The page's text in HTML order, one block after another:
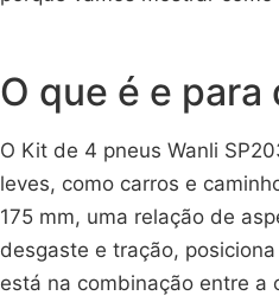
O que é e para
O Kit de 4 pneus Wanli
leves, como carros e
175 mm, uma relação de
desgaste e tração,
está na combinação entre